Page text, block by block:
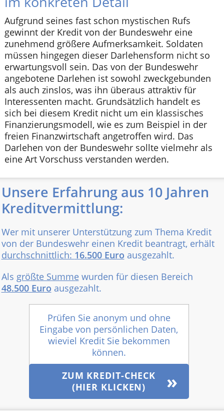
Aufgrund seines fast schon mystischen Rufs
gewinnt der Kredit von der Bundeswehr eine
zunehmend größere Aufmerksamkeit. Soldaten
müssen hingegen dieser Darlehensform nicht so
erwartungsvoll sein. Das von der Bundeswehr
angebotene Darlehen ist sowohl zweckgebunden
als auch zinslos, was ihn überaus attraktiv für
Interessenten macht. Grundsätzlich handelt es
sich bei diesem Kredit nicht um ein klassisches
Finanzierungsmodell, wie es zum Beispiel in der
freien Finanzwirtschaft angetroffen wird. Das
Darlehen von der Bundeswehr sollte vielmehr als
eine Art Vorschuss verstanden werden.
Unsere Erfahrung aus 10 Jahren
Kreditvermittlung:
Wer mit unserer Unterstützung zum Thema Kredit
von der Bundeswehr einen Kredit beantragt, erhält
durchschnittlich: 16.500 Euro ausgezahlt.
Als größte Summewurden für diesen Bereich
48.500 Euro ausgezahlt.
Prüfen Sie anonym und ohne
Eingabe von persönlichen Daten,
wieviel Kredit Sie bekommen
können.
ZUM KREDIT-CHECK
(HIER KLICKEN)